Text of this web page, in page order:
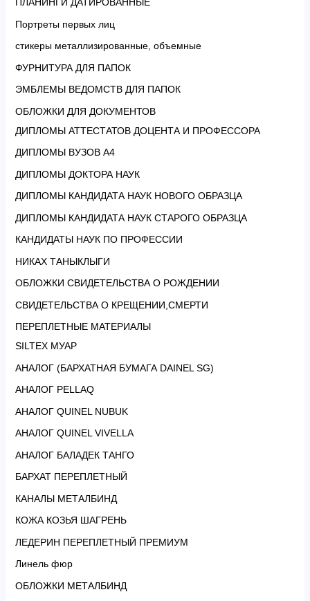
ПЛАНИНГИ ДАТИРОВАННЫЕ
Портреты первых лиц
стикеры металлизированные, объемные
ФУРНИТУРА ДЛЯ ПАПОК
ЭМБЛЕМЫ ВЕДОМСТВ ДЛЯ ПАПОК
ОБЛОЖКИ ДЛЯ ДОКУМЕНТОВ
ДИПЛОМЫ АТТЕСТАТОВ ДОЦЕНТА И ПРОФЕССОРА
ДИПЛОМЫ ВУЗОВ А4
ДИПЛОМЫ ДОКТОРА НАУК
ДИПЛОМЫ КАНДИДАТА НАУК НОВОГО ОБРАЗЦА
ДИПЛОМЫ КАНДИДАТА НАУК СТАРОГО ОБРАЗЦА
КАНДИДАТЫ НАУК ПО ПРОФЕССИИ
НИКАХ ТАНЫКЛЫГИ
ОБЛОЖКИ СВИДЕТЕЛЬСТВА О РОЖДЕНИИ
СВИДЕТЕЛЬСТВА О КРЕЩЕНИИ,СМЕРТИ
ПЕРЕПЛЕТНЫЕ МАТЕРИАЛЫ
SILTEX МУАР
АНАЛОГ (БАРХАТНАЯ БУМАГА DAINEL SG)
АНАЛОГ PELLAQ
АНАЛОГ QUINEL NUBUK
АНАЛОГ QUINEL VIVELLA
АНАЛОГ БАЛАДЕК ТАНГО
БАРХАТ ПЕРЕПЛЕТНЫЙ
КАНАЛЫ МЕТАЛБИНД
КОЖА КОЗЬЯ ШАГРЕНЬ
ЛЕДЕРИН ПЕРЕПЛЕТНЫЙ ПРЕМИУМ
Линель фюр
ОБЛОЖКИ МЕТАЛБИНД